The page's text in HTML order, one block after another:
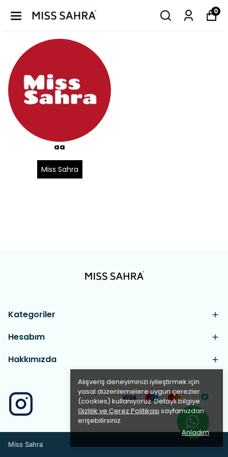
0
Alışveriş deneyiminizi iyileştirmek için
yasal düzenlemelere uygun çerezler
(cookies) kullanıyoruz. Detaylı bilgiye
Gizlilik ve Çerez Politikası sayfamızdan
erişebilirsiniz.
Anladım
aa
Miss Sahra
Kategoriler
Hesabım
Hakkımızda
Miss Sahra